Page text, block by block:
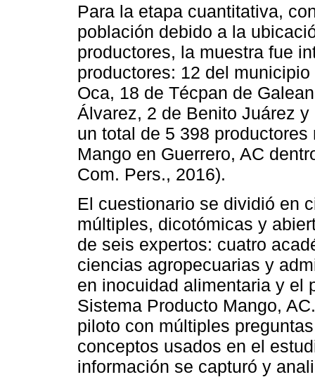
Para la etapa cuantitativa,
población debido a la
productores, la muestra fue
productores: 12 del
Oca, 18 de Técpan de
Álvarez, 2 de Benito Juárez
un total de 5 398
Mango en Guerrero, AC
Com. Pers., 2016).
El cuestionario se dividió en
múltiples, dicotómicas y
de seis expertos: cuatro
ciencias agropecuarias y
en inocuidad alimentaria y el
Sistema Producto Mango,
piloto con múltiples
conceptos usados en el
información se capturó y